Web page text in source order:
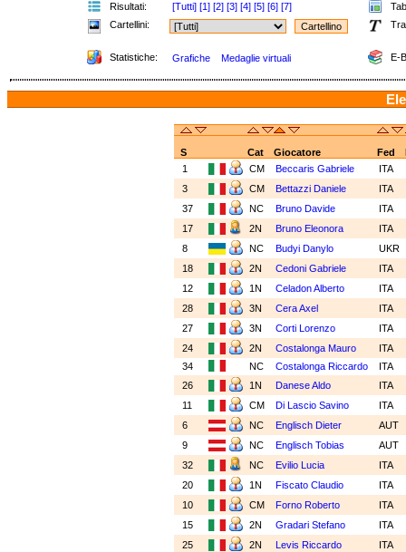
Risultati:
[Tutti] [1] [2] [3] [4] [5] [6] [7]
Cartellini:
Statistiche: Grafiche Medaglie virtuali E-
S Cat Giocatore Fed
1
CM Beccaris Gabriele
ITA
3
CM Bettazzi Daniele
ITA
37
NC Bruno Davide
ITA
17
2N Bruno Eleonora
ITA
8
NC Budyi Danylo
UKR
18
2N Cedoni Gabriele
ITA
12
1N Celadon Alberto
ITA
28
3N Cera Axel
ITA
27
3N Corti Lorenzo
ITA
24
2N Costalonga Mauro
ITA
34
NC Costalonga Riccardo
ITA
26
1N Danese Aldo
ITA
11
CM Di Lascio Savino
ITA
6
NC Englisch Dieter
AUT
9
NC Englisch Tobias
AUT
32
NC Evilio Lucia
ITA
20
1N Fiscato Claudio
ITA
10
CM Forno Roberto
ITA
15
2N Gradari Stefano
ITA
25
2N Levis Riccardo
ITA